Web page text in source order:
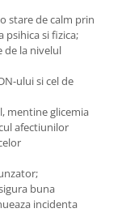
stare de calm prin
psihica si fizica;
de la nivelul
ului si cel de
mentine glicemia
afectiunilor
buna
incidenta